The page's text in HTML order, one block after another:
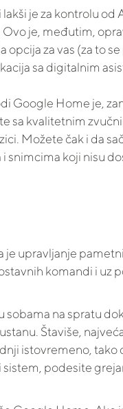
je za kontrolu
je, međutim,
za vas (za to
sa digitalnim
Google Home je,
sa kvalitetnim
Možete čak i da
snimcima koji nisu
upravljanje
komandi i uz
na spratu
Štaviše,
istovremeno, tako
podesite